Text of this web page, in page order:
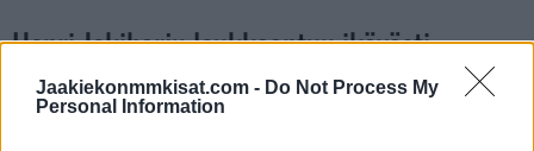
Jaakiekonmmkisat.com - Do Not Process My
Personal Information
Henri Jokiharju loukkaantuu ikävästi
https://twitter.com/ViaplayUrheilu/status/158333599337292